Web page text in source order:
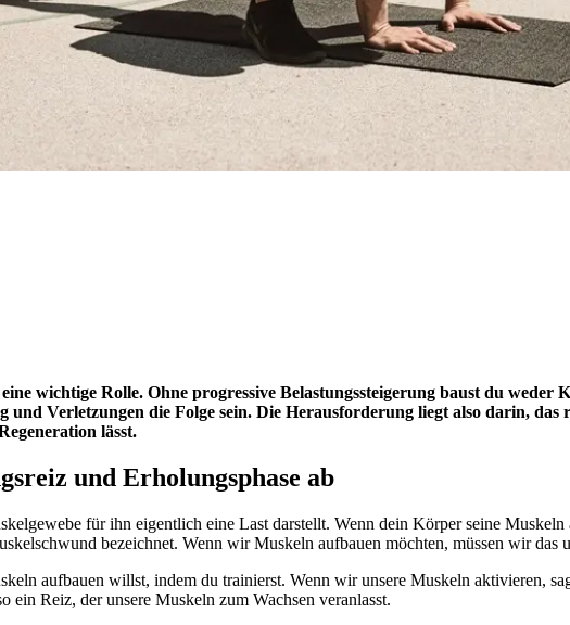
wichtige Rolle. Ohne progressive Belastungssteigerung baust du weder
Verletzungen die Folge sein. Die Herausforderung liegt also darin,
lässt.
und Erholungsphase ab
für ihn eigentlich eine Last darstellt. Wenn dein Körper seine
bezeichnet. Wenn wir Muskeln aufbauen möchten, müssen wir
aufbauen willst, indem du trainierst. Wenn wir unsere Muskeln aktivieren,
ein Reiz, der unsere Muskeln zum Wachsen veranlasst.